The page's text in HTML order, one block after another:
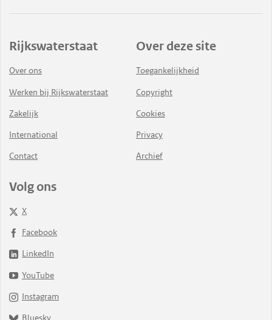
Rijkswaterstaat
Over ons
Werken bij Rijkswaterstaat
Zakelijk
International
Contact
Over deze site
Toegankelijkheid
Copyright
Cookies
Privacy
Archief
Volg ons
X
Facebook
LinkedIn
YouTube
Instagram
Bluesky